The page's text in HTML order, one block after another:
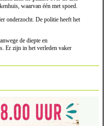
waarvan één met spoed.
onderzocht. De politie heeft het
de diepte en
Er zijn in het verleden vaker